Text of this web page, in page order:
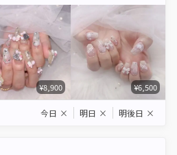
¥8,900 ¥6,500
今日 × 明日 × 明後日 ×